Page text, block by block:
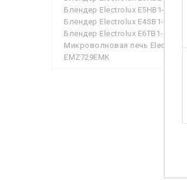
Блендер Electrolux E5HB1-6SS
Блендер Electrolux E4SB1-4ST
Блендер Electrolux E6TB1-6ST
Микроволновая печь Electrolux
EMZ729EMK